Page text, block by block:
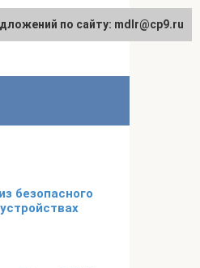
безопасного
по сайту: mdlr@cp9.ru